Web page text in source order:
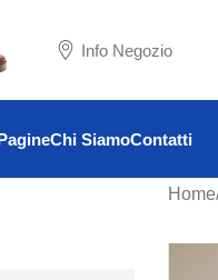
Info Negozio
Chi SiamoContatti
Home